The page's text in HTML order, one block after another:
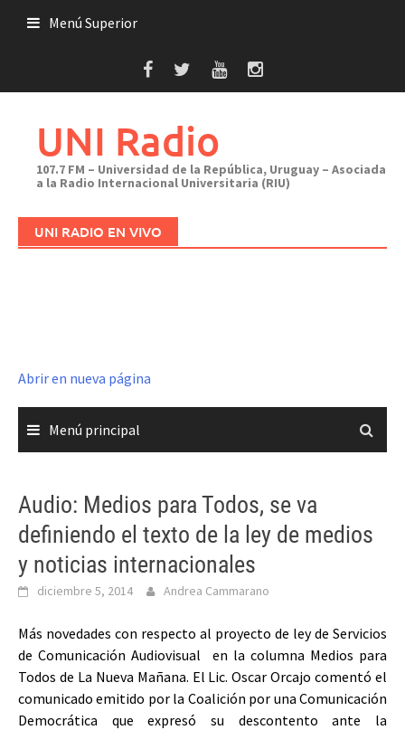
Menú Superior
UNI Radio
107.7 FM – Universidad de la República, Uruguay – Asociada
a la Radio Internacional Universitaria (RIU)
UNI RADIO EN VIVO
Abrir en nueva página
Menú principal
Audio: Medios para Todos, se va
definiendo el texto de la ley de medios
y noticias internacionales
diciembre 5, 2014 Andrea Cammarano
Más novedades con respecto al proyecto de ley de Servicios
de Comunicación Audiovisual en la columna Medios para
Todos de La Nueva Mañana. El Lic. Oscar Orcajo comentó el
comunicado emitido por la Coalición por una Comunicación
Democrática que expresó su descontento ante la